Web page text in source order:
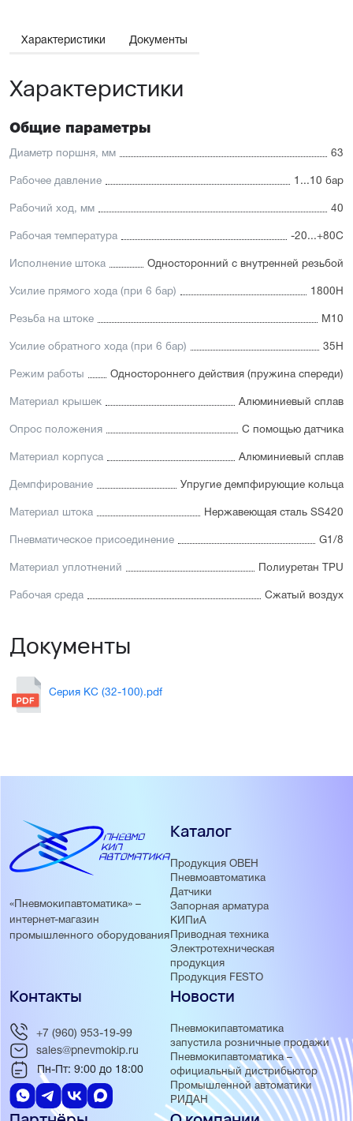
Широкий ассортимент опций и монтажных
Высокая производительность.
Имеется опрос положения и упругие элементы
демпфирования
трёх сторон
промышленности
Низкий уровень шума работы
Характеристики Документы
Характеристики
Общие параметры
Диаметр поршня, мм 63
Рабочее давление 1...10 бар
Рабочий ход, мм 40
Рабочая температура -20...+80С
Исполнение штока Односторонний с внутренней резьбой
Усилие прямого хода (при 6 бар) 1800Н
Резьба на штоке М10
Усилие обратного хода (при 6 бар) 35Н
Режим работы Одностороннего действия (пружина спереди)
Материал крышек Алюминиевый сплав
Опрос положения С помощью датчика
Материал корпуса Алюминиевый сплав
Демпфирование Упругие демпфирующие кольца
Материал штока Нержавеющая сталь SS420
Пневматическое присоединение G1/8
Материал уплотнений Полиуретан TPU
Рабочая среда Сжатый воздух
Документы
Серия KC (32-100).pdf
«Пневмокипавтоматика» –
интернет-магазин
промышленного оборудования
Каталог
Продукция ОВЕН
Пневмоавтоматика
Датчики
Запорная арматура
КИПиА
Приводная техника
Электротехническая
продукция
Продукция FESTO
Новости
Пневмокипавтоматика
запустила розничные продажи
Пневмокипавтоматика –
официальный дистрибьютор
Промышленной автоматики
РИДАН
Контакты
+7 (960) 953-19-99
sales@pnevmokip.ru
Пн-Пт: 9:00 до 18:00